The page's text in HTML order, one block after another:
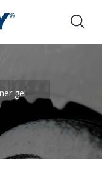
gel